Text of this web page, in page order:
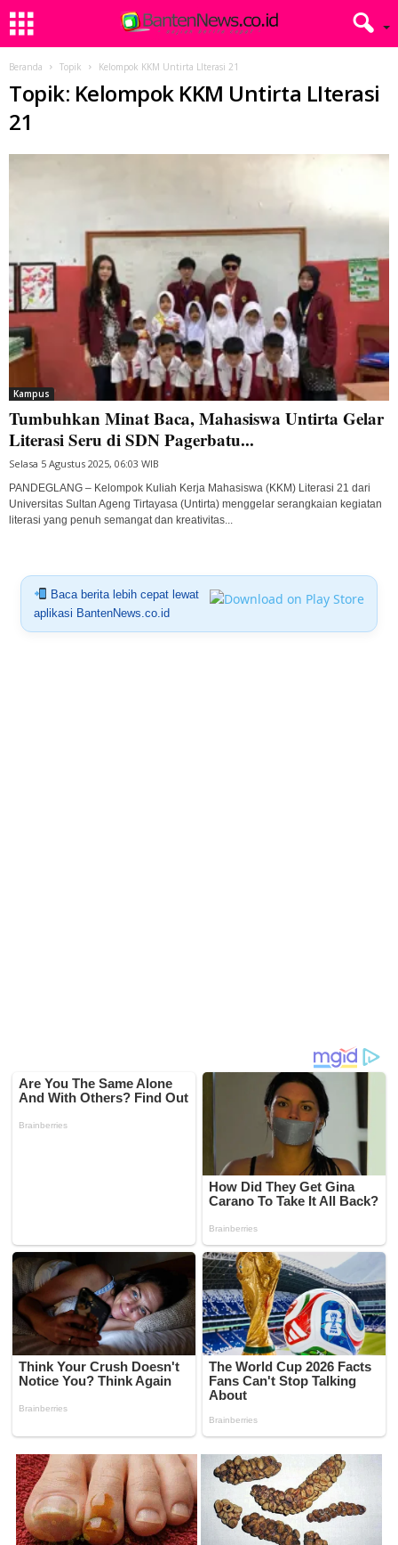
Beranda Topik Kelompok KKM Untirta LIterasi 21
Topik: Kelompok KKM Untirta LIterasi
21
Kampus
Tumbuhkan Minat Baca, Mahasiswa Untirta Gelar
Literasi Seru di SDN Pagerbatu...
Selasa 5 Agustus 2025, 06:03 WIB
PANDEGLANG – Kelompok Kuliah Kerja Mahasiswa (KKM) Literasi 21 dari
Universitas Sultan Ageng Tirtayasa (Untirta) menggelar serangkaian kegiatan
literasi yang penuh semangat dan kreativitas...
Baca berita lebih cepat lewat
aplikasi BantenNews.co.id